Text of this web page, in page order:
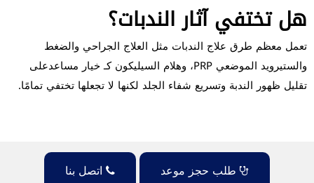
هل تختفي آثار الندبات؟
تعمل معظم طرق علاج الندبات مثل العلاج الجراحي والضغط
والستيرويد الموضعي PRP، وهلام السيليكون كـ خيار مساعدعلى
تقليل ظهور الندبة وتسريع شفاء الجلد لكنها لا تجعلها تختفي تمامًا.
طلب حجز موعد اتصل بنا